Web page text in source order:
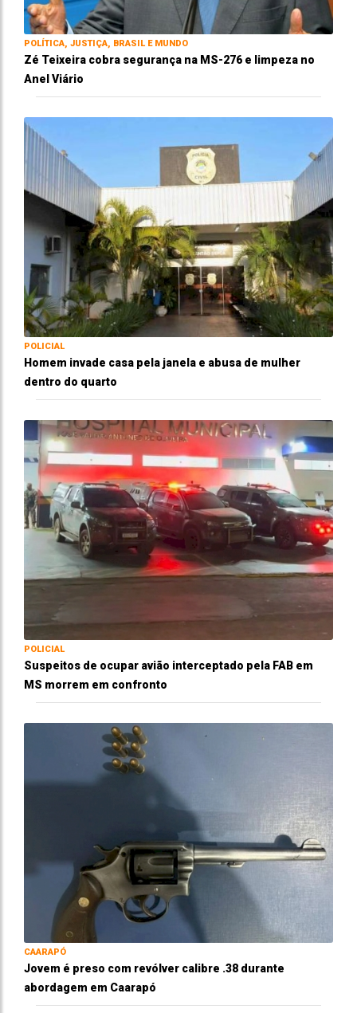
POLÍTICA, JUSTIÇA, BRASIL E MUNDO
Zé Teixeira cobra segurança na MS-276 e limpeza no
Anel Viário
POLICIAL
Homem invade casa pela janela e abusa de mulher
dentro do quarto
POLICIAL
Suspeitos de ocupar avião interceptado pela FAB em
MS morrem em confronto
CAARAPÓ
Jovem é preso com revólver calibre .38 durante
abordagem em Caarapó